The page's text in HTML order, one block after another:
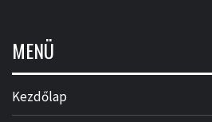
MENÜ
Kezdőlap